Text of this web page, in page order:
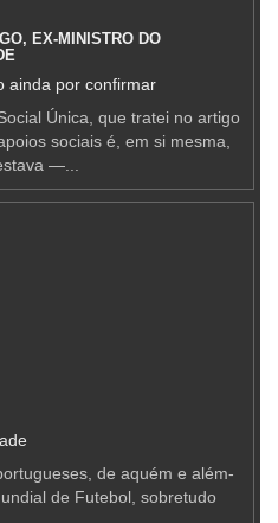
EX-MINISTRO DO
ainda por confirmar
Única, que tratei no artigo
sociais é, em si mesma,
—...
de aquém e além-
de Futebol, sobretudo